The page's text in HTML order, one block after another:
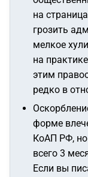
на
грозить
мелкое
на
этим
редко в
форме
КоАП РФ, но
всего 3
Если вы